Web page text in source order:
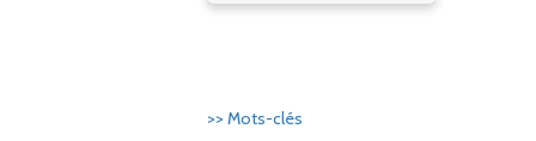
>> Mots-clés